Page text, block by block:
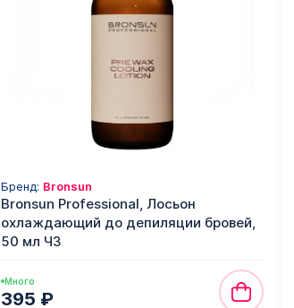
Бренд: Bronsun
Bronsun Professional, Лосьон
охлаждающий до депиляции бровей,
50 мл ЧЗ
Много
395 ₽